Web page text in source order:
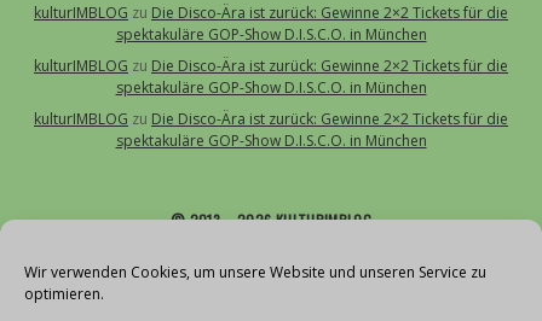
Wir verwenden Cookies, um unsere Website und unseren Service zu
optimieren.
kulturIMBLOG zu Die Disco-Ära ist zurück: Gewinne 2×2 Tickets für die
spektakuläre GOP-Show D.I.S.C.O. in München
kulturIMBLOG zu Die Disco-Ära ist zurück: Gewinne 2×2 Tickets für die
spektakuläre GOP-Show D.I.S.C.O. in München
kulturIMBLOG zu Die Disco-Ära ist zurück: Gewinne 2×2 Tickets für die
spektakuläre GOP-Show D.I.S.C.O. in München
© 2013 – 2026 KULTURIMBLOG
Über uns